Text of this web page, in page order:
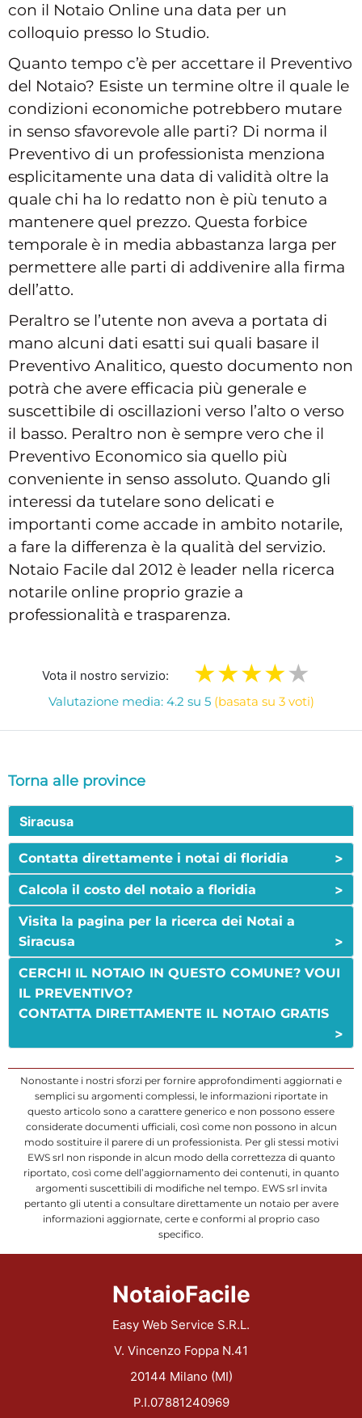
con il Notaio Online una data per un
colloquio presso lo Studio.
Quanto tempo c’è per accettare il Preventivo
del Notaio? Esiste un termine oltre il quale le
condizioni economiche potrebbero mutare
in senso sfavorevole alle parti? Di norma il
Preventivo di un professionista menziona
esplicitamente una data di validità oltre la
quale chi ha lo redatto non è più tenuto a
mantenere quel prezzo. Questa forbice
temporale è in media abbastanza larga per
permettere alle parti di addivenire alla firma
dell’atto.
Peraltro se l’utente non aveva a portata di
mano alcuni dati esatti sui quali basare il
Preventivo Analitico, questo documento non
potrà che avere efficacia più generale e
suscettibile di oscillazioni verso l’alto o verso
il basso. Peraltro non è sempre vero che il
Preventivo Economico sia quello più
conveniente in senso assoluto. Quando gli
interessi da tutelare sono delicati e
importanti come accade in ambito notarile,
a fare la differenza è la qualità del servizio.
Notaio Facile dal 2012 è leader nella ricerca
notarile online proprio grazie a
professionalità e trasparenza.
Vota il nostro servizio:
Valutazione media: 4.2 su 5 (basata su 3 voti)
Torna alle province
Siracusa
Contatta direttamente i notai di floridia >
Calcola il costo del notaio a floridia >
Visita la pagina per la ricerca dei Notai a
Siracusa
>
CERCHI IL NOTAIO IN QUESTO COMUNE? VOUI
IL PREVENTIVO?
CONTATTA DIRETTAMENTE IL NOTAIO GRATIS
>
Nonostante i nostri sforzi per fornire approfondimenti aggiornati e
semplici su argomenti complessi, le informazioni riportate in
questo articolo sono a carattere generico e non possono essere
considerate documenti ufficiali, così come non possono in alcun
modo sostituire il parere di un professionista. Per gli stessi motivi
EWS srl non risponde in alcun modo della correttezza di quanto
riportato, così come dell’aggiornamento dei contenuti, in quanto
argomenti suscettibili di modifiche nel tempo. EWS srl invita
pertanto gli utenti a consultare direttamente un notaio per avere
informazioni aggiornate, certe e conformi al proprio caso
specifico.
NotaioFacile
Easy Web Service S.R.L.
V. Vincenzo Foppa N.41
20144 Milano (MI)
P.I.07881240969